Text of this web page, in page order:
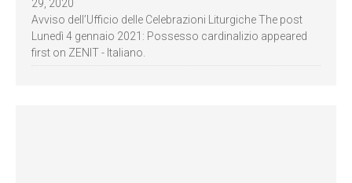
29, 2020
Avviso dell’Ufficio delle Celebrazioni Liturgiche The post
Lunedì 4 gennaio 2021: Possesso cardinalizio appeared
first on ZENIT - Italiano.